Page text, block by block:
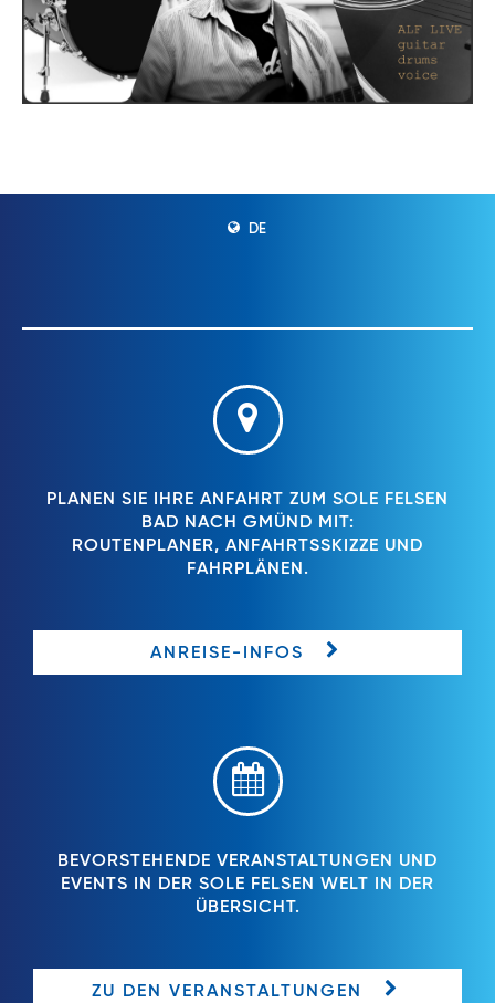
DE
PLANEN SIE IHRE ANFAHRT ZUM SOLE FELSEN
BAD NACH GMÜND MIT:
ROUTENPLANER, ANFAHRTSSKIZZE UND
FAHRPLÄNEN.
ANREISE-INFOS
BEVORSTEHENDE VERANSTALTUNGEN UND
EVENTS IN DER SOLE FELSEN WELT IN DER
ÜBERSICHT.
ZU DEN VERANSTALTUNGEN